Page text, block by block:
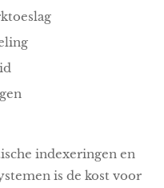
indexeringen en
is de kost voor